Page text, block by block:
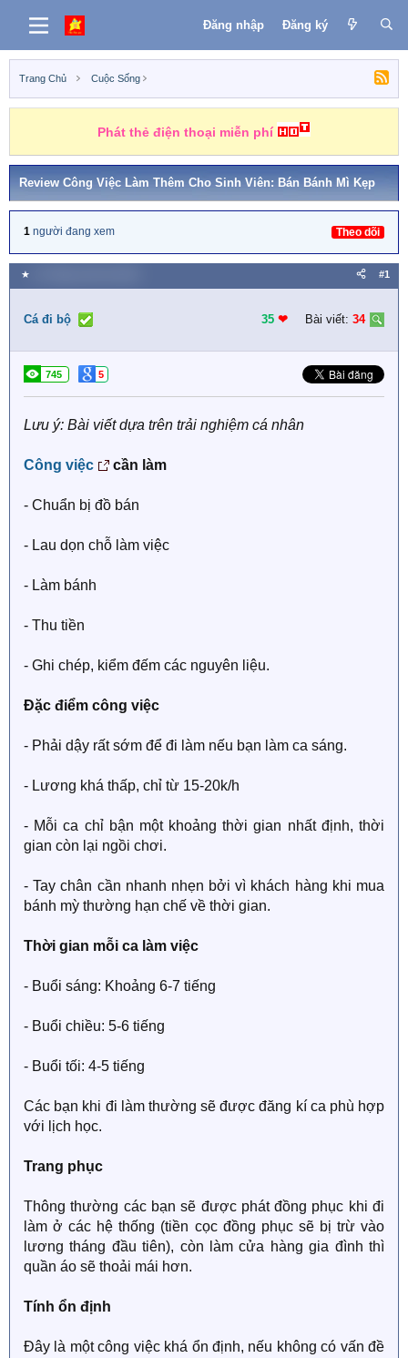
Đăng nhập Đăng ký
Trang Chủ Cuộc Sống
Phát thẻ điện thoại miễn phí
Review Công Việc Làm Thêm Cho Sinh Viên: Bán Bánh Mì Kẹp
1 người đang xem Theo dõi
★ #1
Cá đi bộ 35 ❤︎ Bài viết: 34
745 5
Lưu ý: Bài viết dựa trên trải nghiệm cá nhân
Công việc cần làm
- Chuẩn bị đồ bán
- Lau dọn chỗ làm việc
- Làm bánh
- Thu tiền
- Ghi chép, kiểm đếm các nguyên liệu.
Đặc điểm công việc
- Phải dậy rất sớm để đi làm nếu bạn làm ca sáng.
- Lương khá thấp, chỉ từ 15-20k/h
- Mỗi ca chỉ bận một khoảng thời gian nhất định, thời
gian còn lại ngồi chơi.
- Tay chân cần nhanh nhẹn bởi vì khách hàng khi mua
bánh mỳ thường hạn chế về thời gian.
Thời gian mỗi ca làm việc
- Buổi sáng: Khoảng 6-7 tiếng
- Buổi chiều: 5-6 tiếng
- Buổi tối: 4-5 tiếng
Các bạn khi đi làm thường sẽ được đăng kí ca phù hợp
với lịch học.
Trang phục
Thông thường các bạn sẽ được phát đồng phục khi đi
làm ở các hệ thống (tiền cọc đồng phục sẽ bị trừ vào
lương tháng đầu tiên), còn làm cửa hàng gia đình thì
quần áo sẽ thoải mái hơn.
Tính ổn định
Đây là một công việc khá ổn định, nếu không có vấn đề